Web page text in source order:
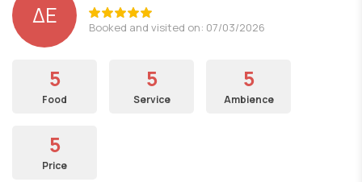
ΔΕ Booked and visited on: 07/03/2026
5
Food
5
Service
5
Ambience
5
Price